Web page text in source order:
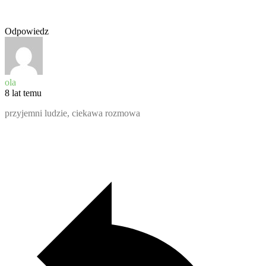
Odpowiedz
ola
8 lat temu
przyjemni ludzie, ciekawa rozmowa